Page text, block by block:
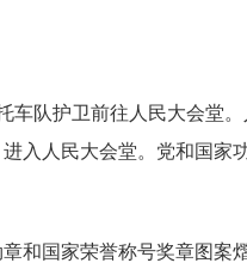
队护卫前往人民大会堂
入人民大会堂。党和国家
和国家荣誉称号奖章图案